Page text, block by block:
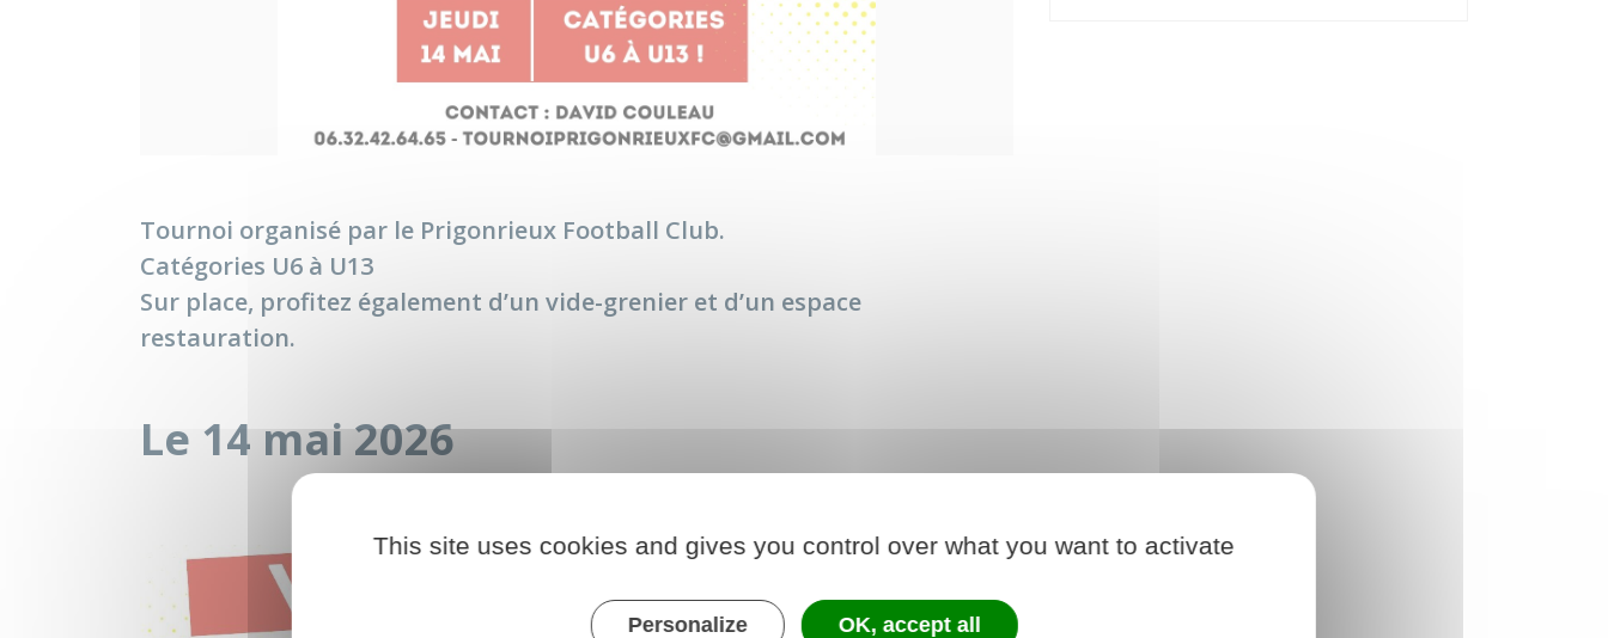
Tournoi organisé par le Prigonrieux Football Club.
Catégories U6 à U13
Sur place, profitez également d’un vide-grenier et d’un espace
restauration.
Le 14 mai 2026
This site uses cookies and gives you control over what you want to activate
Personalize OK, accept all